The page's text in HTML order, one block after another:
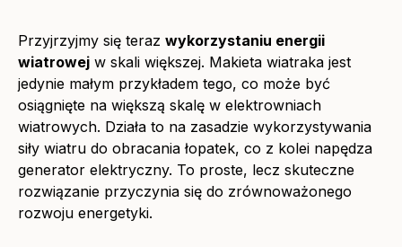
Przyjrzyjmy się teraz wykorzystaniu energii
wiatrowej w skali większej. Makieta wiatraka jest
jedynie małym przykładem tego, co może być
osiągnięte na większą skalę w elektrowniach
wiatrowych. Działa to na zasadzie wykorzystywania
siły wiatru do obracania łopatek, co z kolei napędza
generator elektryczny. To proste, lecz skuteczne
rozwiązanie przyczynia się do zrównoważonego
rozwoju energetyki.